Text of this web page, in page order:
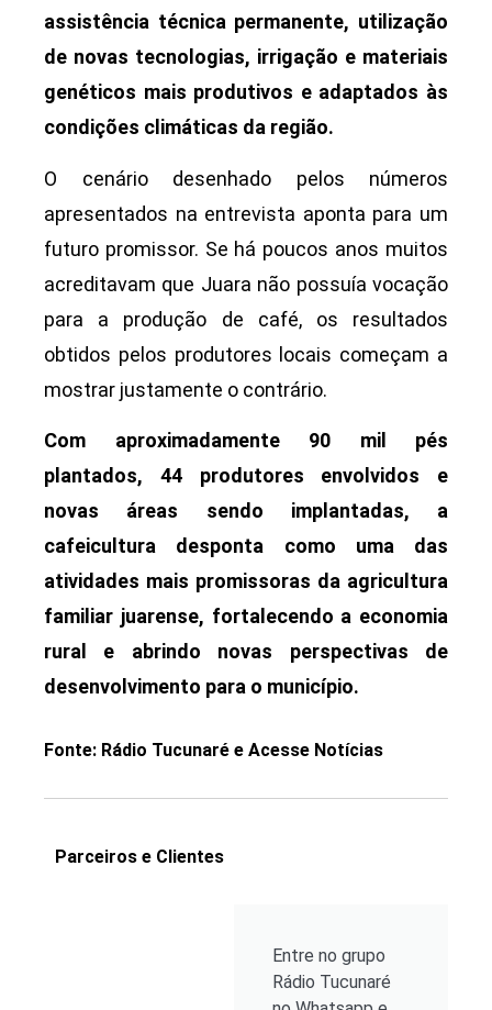
assistência técnica permanente, utilização
de novas tecnologias, irrigação e materiais
genéticos mais produtivos e adaptados às
condições climáticas da região.
O cenário desenhado pelos números
apresentados na entrevista aponta para um
futuro promissor. Se há poucos anos muitos
acreditavam que Juara não possuía vocação
para a produção de café, os resultados
obtidos pelos produtores locais começam a
mostrar justamente o contrário.
Com aproximadamente 90 mil pés
plantados, 44 produtores envolvidos e
novas áreas sendo implantadas, a
cafeicultura desponta como uma das
atividades mais promissoras da agricultura
familiar juarense, fortalecendo a economia
rural e abrindo novas perspectivas de
desenvolvimento para o município.
Fonte: Rádio Tucunaré e Acesse Notícias
Parceiros e Clientes
Entre no grupo
Rádio Tucunaré